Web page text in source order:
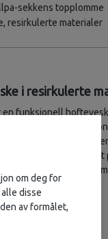
sekkens topplomme
resirkulerte materialer
i resirkulerte
en funksjonell
hovedrom,
du enkel tilgang og
gir en strømlinjeformet
pakkes ned i
om deg for
disse
av formålet,